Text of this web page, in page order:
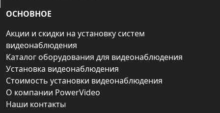
ОСНОВНОЕ
Акции и скидки на установку систем
видеонаблюдения
Каталог оборудования для видеонаблюдения
Установка видеонаблюдения
Стоимость установки видеонаблюдения
О компании PowerVideo
Наши контакты